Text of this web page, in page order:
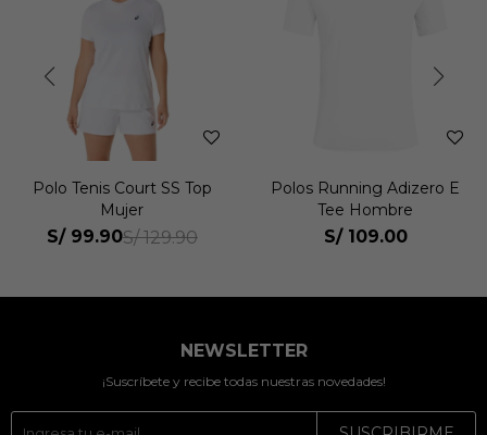
Polo Tenis Court SS Top
Mujer
S/ 99.90S/ 129.90
Polos Running Adizero E
Tee Hombre
S/ 109.00
NEWSLETTER
¡Suscríbete y recibe todas nuestras novedades!